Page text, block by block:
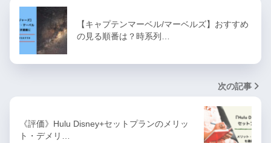
【キャプテンマーベル/マーベルズ】おすすめ
の見る順番は？時系列…
次の記事
《評価》Hulu Disney+セットプランのメリッ
ト・デメリ…